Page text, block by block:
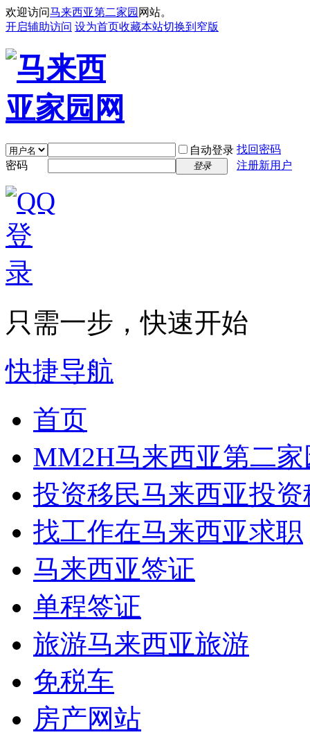
欢迎访问马来西亚第二家园 网站。
开启辅助访问 设为首页收藏本站切换到窄版
自动登录 找回密码
密码
登录 注册新用户
只需一步，快速开始
快捷导航
首页
MM2H马来西亚第二家
投资移民马来西亚投资
找工作在马来西亚求职
马来西亚签证
单程签证
旅游马来西亚旅游
免税车
房产网站